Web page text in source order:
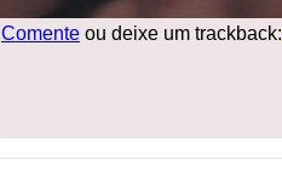
Comente ou deixe um trackback: